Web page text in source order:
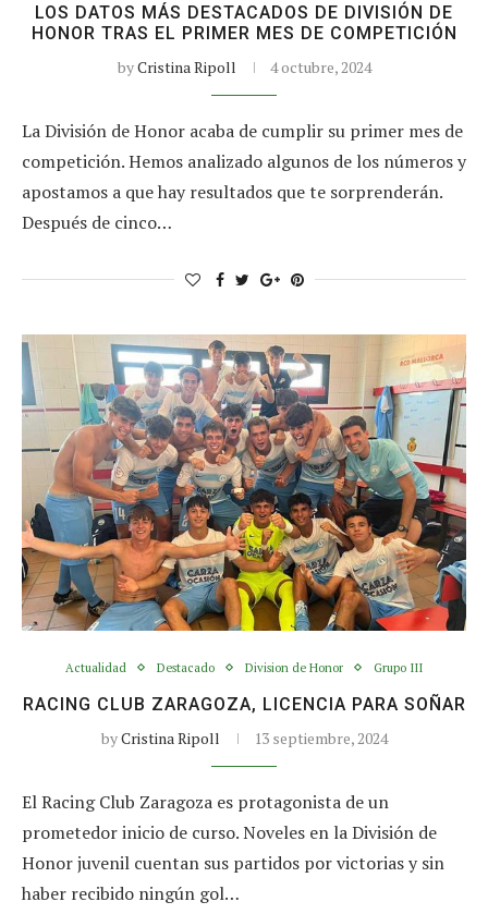
LOS DATOS MÁS DESTACADOS DE DIVISIÓN DE
HONOR TRAS EL PRIMER MES DE COMPETICIÓN
byCristina Ripoll 4 octubre, 2024
La División de Honor acaba de cumplir su primer mes de
competición. Hemos analizado algunos de los números y
apostamos a que hay resultados que te sorprenderán.
Después de cinco…
Actualidad Destacado Division de Honor Grupo III
RACING CLUB ZARAGOZA, LICENCIA PARA SOÑAR
byCristina Ripoll 13 septiembre, 2024
El Racing Club Zaragoza es protagonista de un
prometedor inicio de curso. Noveles en la División de
Honor juvenil cuentan sus partidos por victorias y sin
haber recibido ningún gol…